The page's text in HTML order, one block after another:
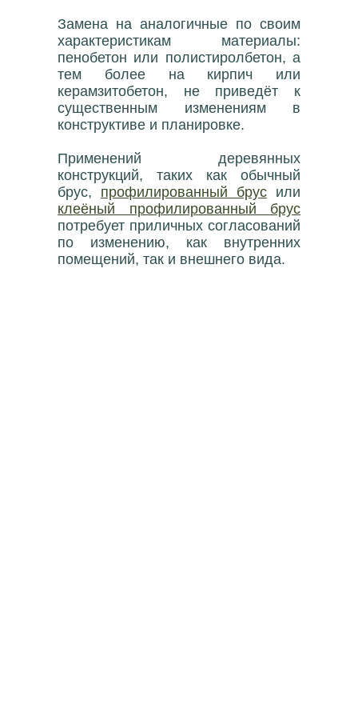
Замена на аналогичные по своим
характеристикам материалы:
пенобетон или полистиролбетон, а
тем более на кирпич или
керамзитобетон, не приведёт к
существенным изменениям в
конструктиве и планировке.
Применений деревянных
конструкций, таких как обычный
брус, профилированный брус или
клеёный профилированный брус
потребует приличных согласований
по изменению, как внутренних
помещений, так и внешнего вида.